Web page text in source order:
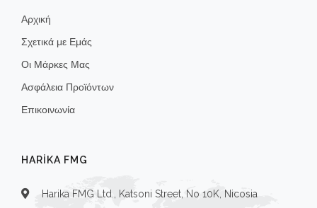
Αρχική
Σχετικά με Εμάς
Οι Μάρκες Μας
Ασφάλεια Προϊόντων
Επικοινωνία
HARIKA FMG
Harika FMG Ltd., Katsoni Street, No 10K, Nicosia